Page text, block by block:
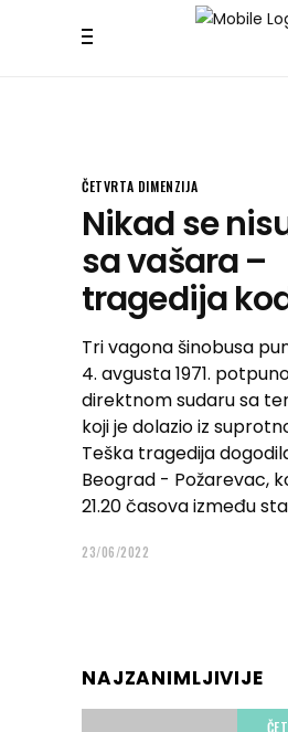
ČETVRTA DIMENZIJA
Nikad se
sa vašara –
tragedija
Tri vagona šinobusa
4. avgusta 1971.
direktnom sudaru sa
koji je dolazio iz
Teška tragedija
Beograd - Požarevac,
21.20 časova između
23/06/2022
NAJZANIMLJIVIJE